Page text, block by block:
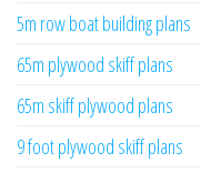
5m row boat building plans
65m plywood skiff plans
65m skiff plywood plans
9 foot plywood skiff plans